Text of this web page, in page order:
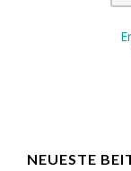
NEUESTE